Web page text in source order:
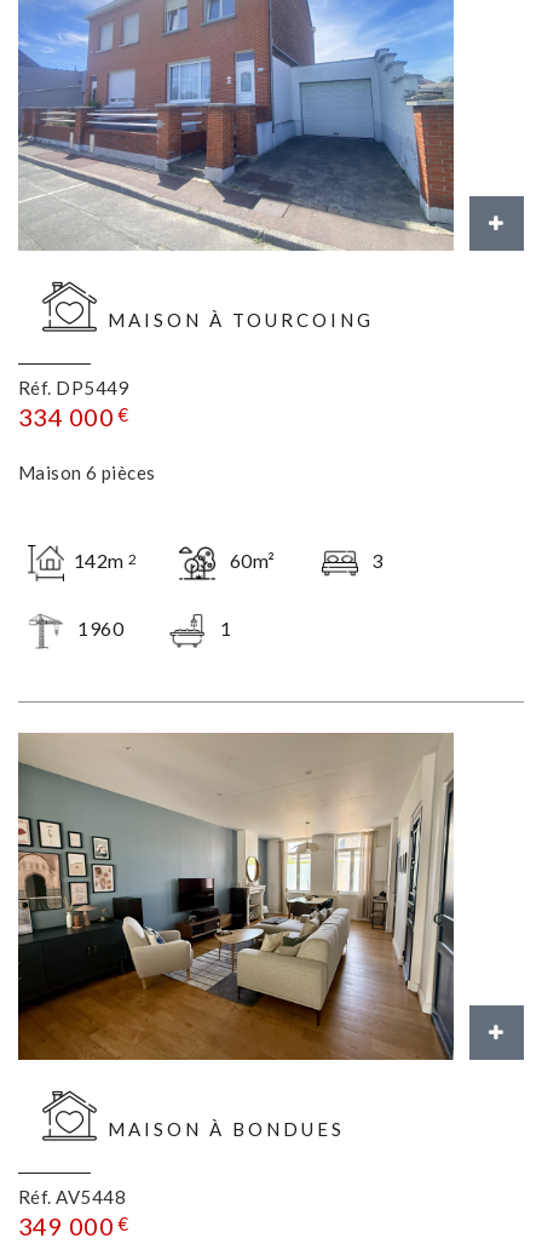
MAISON À TOURCOING
Réf. DP5449
334 000 €
Maison 6 pièces
142m 2 60m² 3
1960 1
MAISON À BONDUES
Réf. AV5448
349 000 €